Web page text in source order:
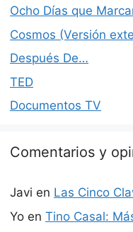
Ocho Días que
Cosmos (Versión
Después De…
TED
Documentos TV
Comentarios y
Javi en Las Cinco
Yo en Tino Casal: